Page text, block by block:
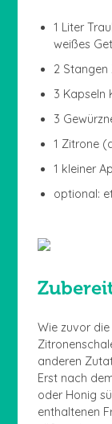
1 Liter
weißes
2 Stangen
3 Kapseln
3
1 Zitrone
1 kleiner
optional:
Wie zuvor
anderen
Erst nach
oder Honig
enthaltenen